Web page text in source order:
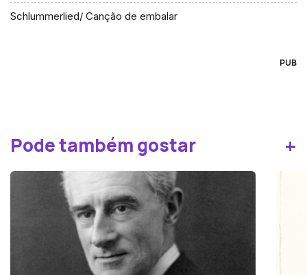
Schlummerlied/ Canção de embalar
PUB
Pode também gostar +